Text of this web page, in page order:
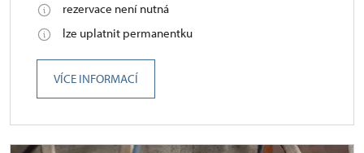
rezervace není nutná
lze uplatnit permanentku
VÍCE INFORMACÍ